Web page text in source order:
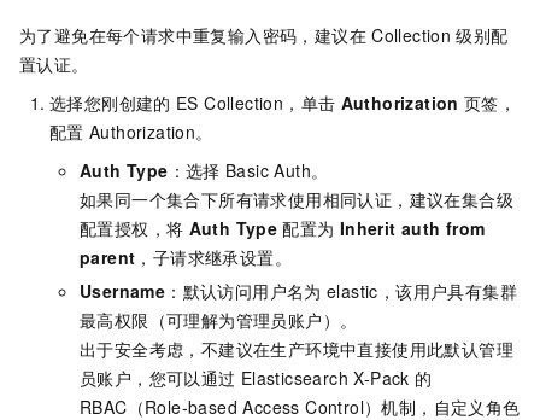
为了避免在每个请求中重复输入密码，建议在 Collection 级别配
置认证。
选择您刚创建的 ES Collection，单击 Authorization 页签，
配置 Authorization。
Auth Type ：选择 Basic Auth。
如果同一个集合下所有请求使用相同认证，建议在集合级
配置授权，将 Auth Type 配置为 Inherit auth from
parent ，子请求继承设置。
Username ：默认访问用户名为 elastic，该用户具有集群
最高权限（可理解为管理员账户）。
出于安全考虑，不建议在生产环境中直接使用此默认管理
员账户，您可以通过 Elasticsearch X-Pack 的
RBAC（Role-based Access Control）机制，自定义角色